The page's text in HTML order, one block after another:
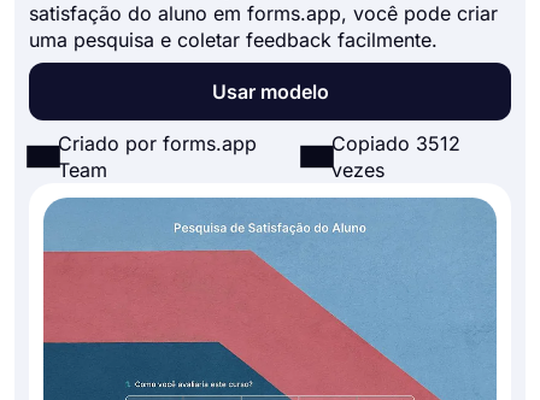
satisfação do aluno em forms.app, você pode criar
uma pesquisa e coletar feedback facilmente.
Usar modelo
Criado por forms.app
Team
Copiado 3512
vezes